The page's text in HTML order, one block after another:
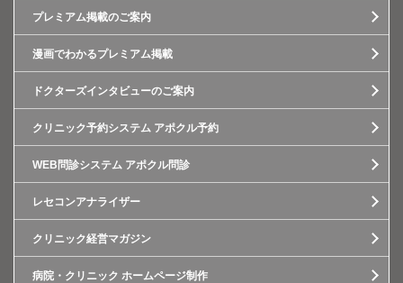
プレミアム掲載のご案内
漫画でわかるプレミアム掲載
ドクターズインタビューのご案内
クリニック予約システム アポクル予約
WEB問診システム アポクル問診
レセコンアナライザー
クリニック経営マガジン
病院・クリニック ホームページ制作